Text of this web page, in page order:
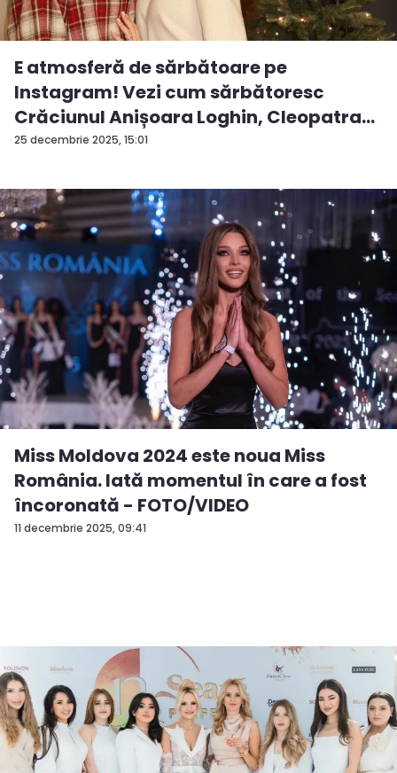
25 decembrie 2025, 15:01
E atmosferă de sărbătoare pe
Instagram! Vezi cum sărbătoresc
Crăciunul Anișoara Loghin, Cleopatra
S...
11 decembrie 2025, 09:41
Miss Moldova 2024 este noua Miss
România. Iată momentul în care a fost
încoronată - FOTO/VIDEO